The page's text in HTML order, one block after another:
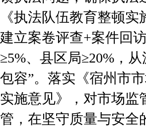
《执法队伍教育整顿
建立案卷评查+案件回
≥5%、县区局≥20%，
包容”。落实《宿州市
实施意见》，对市场监
管，在坚守质量与安全